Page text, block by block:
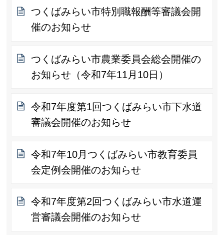
つくばみらい市特別職報酬等審議会開
催のお知らせ
つくばみらい市農業委員会総会開催の
お知らせ（令和7年11月10日）
令和7年度第1回つくばみらい市下水道
審議会開催のお知らせ
令和7年10月つくばみらい市教育委員
会定例会開催のお知らせ
令和7年度第2回つくばみらい市水道運
営審議会開催のお知らせ